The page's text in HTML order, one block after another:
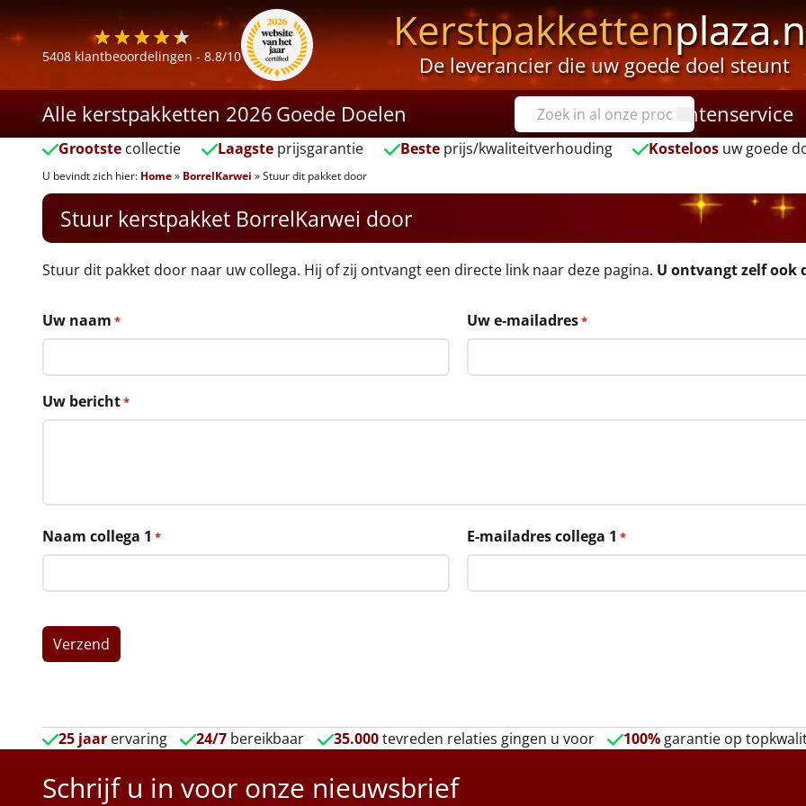
5408 klantbeoordelingen - 8.8/10 Kerstpakketten
De leverancier die uw goede doel steunt
Alle kerstpakketten 2026 Goede Doelen Klantenservice
Grootste collectie Laagsteprijsgarantie Besteprijs/kwaliteitverhouding Kosteloos uw goede
U bevindt zich hier: Home» BorrelKarwei »Stuur dit pakket door
Stuur kerstpakket BorrelKarwei door
Stuur dit pakket door naar uw collega. Hij of zij ontvangt een directe link naar deze pagina. U ontvangt zelf ook
Uw naam * Uw e-mailadres*
Uw bericht*
Naam collega 1 * E-mailadres collega 1 *
25 jaar ervaring 24/7 bereikbaar 35.000tevreden relaties gingen u voor 100%garantie op
Schrijf u in voor onze nieuwsbrief